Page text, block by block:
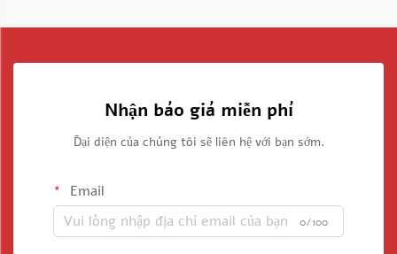
Nhận báo giá miễn phí
Đại diện của chúng tôi sẽ liên hệ với bạn sớm.
Email
0/100